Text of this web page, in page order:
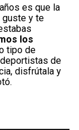
es que la
guste y te
los
tipo de
de
disfrútala y